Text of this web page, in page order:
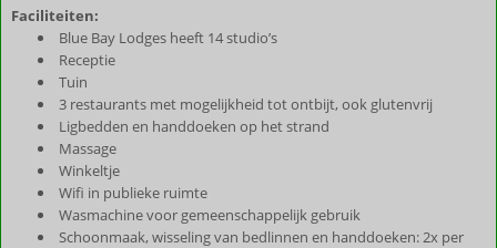
Faciliteiten:
Blue Bay Lodges heeft 14 studio’s
Receptie
Tuin
3 restaurants met mogelijkheid tot ontbijt, ook glutenvrij
Ligbedden en handdoeken op het strand
Massage
Winkeltje
Wifi in publieke ruimte
Wasmachine voor gemeenschappelijk gebruik
Schoonmaak, wisseling van bedlinnen en handdoeken: 2x per